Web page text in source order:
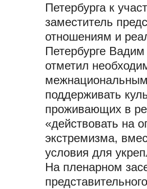
Петербурга к
заместитель
отношениям и
Петербурге
отметил
поддерживать
проживающих в
«действовать на
экстремизма,
условия для
На пленарном